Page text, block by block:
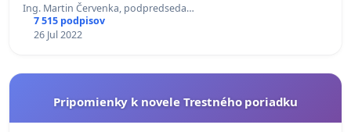
Ing. Martin Červenka, podpredseda…
7 515 podpisov
26 Jul 2022
Pripomienky k novele Trestného poriadku